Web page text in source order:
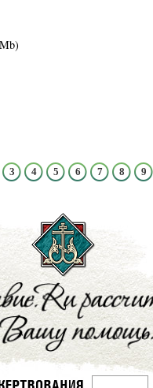
)
3 4 5 6 7 8 9